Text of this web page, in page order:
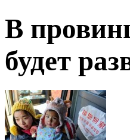
В
будет